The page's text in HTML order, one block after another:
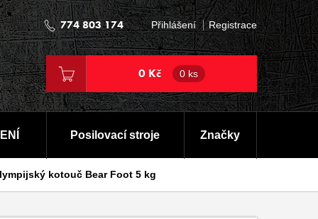
774 803 174 Přihlášení Registrace
0 Kč 0 ks
Posilovací stroje Značky
kotouč Bear Foot 5 kg